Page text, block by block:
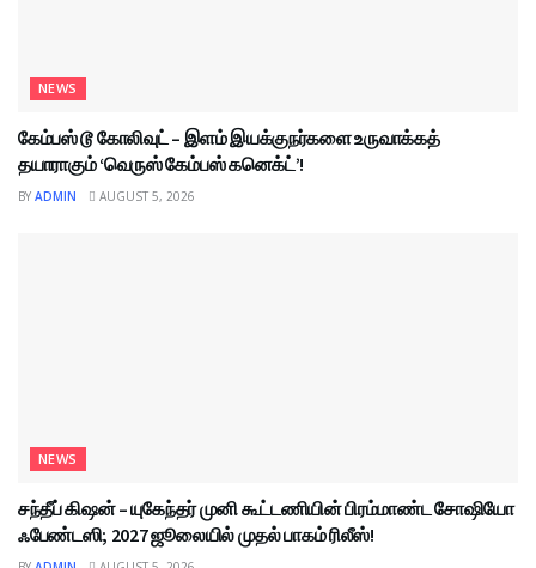
NEWS
கேம்பஸ் டூ கோலிவுட் – இளம் இயக்குநர்களை உருவாக்கத்
தயாராகும் ‘வெருஸ் கேம்பஸ் கனெக்ட்’!
BY ADMIN AUGUST 5, 2026
NEWS
சந்தீப் கிஷன் – யுகேந்தர் முனி கூட்டணியின் பிரம்மாண்ட சோஷியோ
ஃபேண்டஸி; 2027 ஜூலையில் முதல் பாகம் ரிலீஸ்!